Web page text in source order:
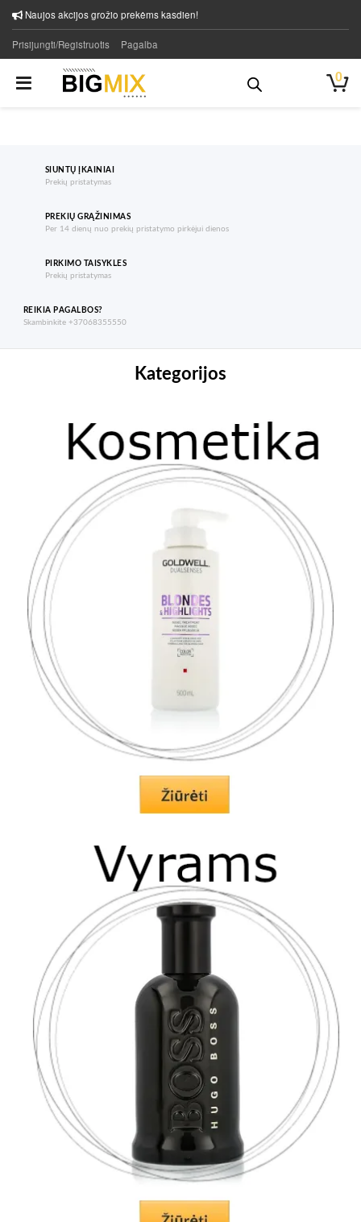
Naujos akcijos grožio prekėms kasdien!
Prisijungti/Registruotis Pagalba
0
SIUNTŲ ĮKAINIAI
Prekių pristatymas
PREKIŲ GRĄŽINIMAS
Per 14 dienų nuo prekių pristatymo pirkėjui dienos
PIRKIMO TAISYKLES
Prekių pristatymas
REIKIA PAGALBOS?
Skambinkite +37068355550
Kategorijos